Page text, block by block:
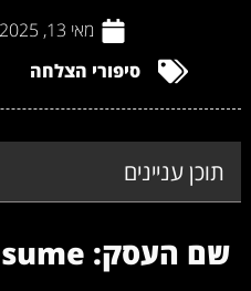
מאי 13, 2025
סיפורי הצלחה
תוכן עניינים
שם העסק: Here's My Resume